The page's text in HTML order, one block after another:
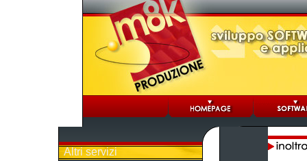
Altri servizi